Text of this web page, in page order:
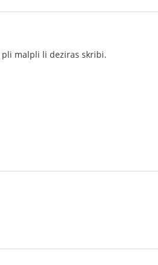
pli malpli li deziras skribi.